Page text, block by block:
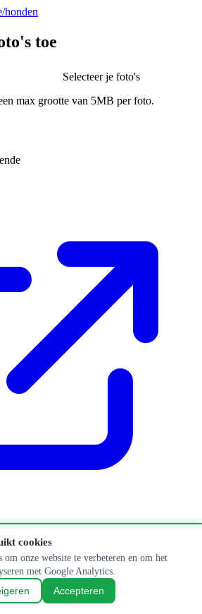
honden
toe
Selecteer je foto's
max grootte van 5MB per foto.
verouderd?
Alle rechten voorbehouden.
cookies
om onze website te verbeteren en om het
met Google Analytics.
Accepteren